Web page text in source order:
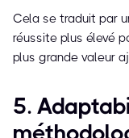
Cela se traduit par
réussite plus élevé
plus grande valeur
5.